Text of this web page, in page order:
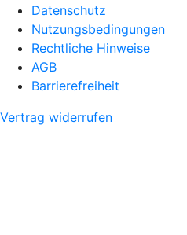
Datenschutz
Nutzungsbedingungen
Rechtliche Hinweise
AGB
Barrierefreiheit
Vertrag widerrufen